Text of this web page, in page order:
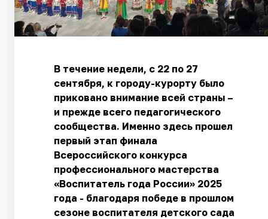
В течение недели, с 22 по 27
сентября, к городу-курорту было
приковано внимание всей страны –
и прежде всего педагогического
сообщества. Именно здесь прошел
первый этап финала
Всероссийского конкурса
профессионального мастерства
«Воспитатель года России» 2025
года - благодаря победе в прошлом
сезоне воспитателя детского сада